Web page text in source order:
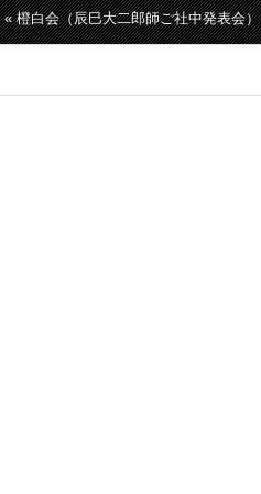
« 橙白会（辰巳大二郎師ご社中発表会）